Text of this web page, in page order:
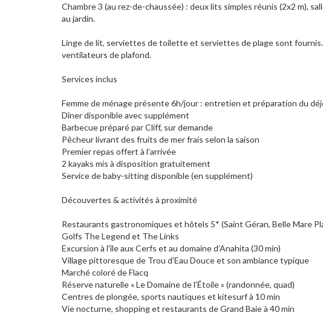
Chambre 3 (au rez-de-chaussée) : deux lits simples réunis (2x2 m),
au jardin.
Linge de lit, serviettes de toilette et serviettes de plage sont
ventilateurs de plafond.
Services inclus
Femme de ménage présente 6h/jour : entretien et préparation du
Dîner disponible avec supplément
Barbecue préparé par Cliff, sur demande
Pêcheur livrant des fruits de mer frais selon la saison
Premier repas offert à l’arrivée
2 kayaks mis à disposition gratuitement
Service de baby-sitting disponible (en supplément)
Découvertes & activités à proximité
Restaurants gastronomiques et hôtels 5* (Saint Géran, Belle Mare
Golfs The Legend et The Links
Excursion à l’île aux Cerfs et au domaine d’Anahita (30 min)
Village pittoresque de Trou d’Eau Douce et son ambiance typique
Marché coloré de Flacq
Réserve naturelle « Le Domaine de l’Étoile » (randonnée, quad)
Centres de plongée, sports nautiques et kitesurf à 10 min
Vie nocturne, shopping et restaurants de Grand Baie à 40 min